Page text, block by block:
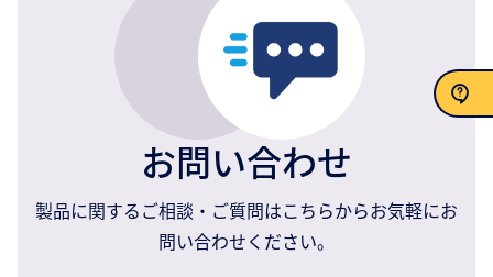
お問い合わせ
お問い合わせ
製品に関するご相談・ご質問はこちらからお気軽にお
問い合わせください。